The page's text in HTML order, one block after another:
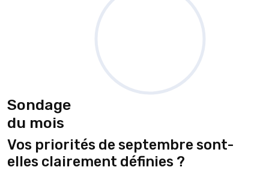
Sondage
du mois
Vos priorités de septembre sont-
elles clairement définies ?